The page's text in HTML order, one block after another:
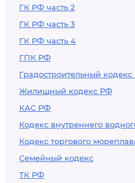
ГК РФ часть 2
ГК РФ часть 3
ГК РФ часть 4
ГПК РФ
Градостроительный
Жилищный кодекс РФ
КАС РФ
Кодекс внутреннего
Кодекс торгового
Семейный кодекс
ТК РФ